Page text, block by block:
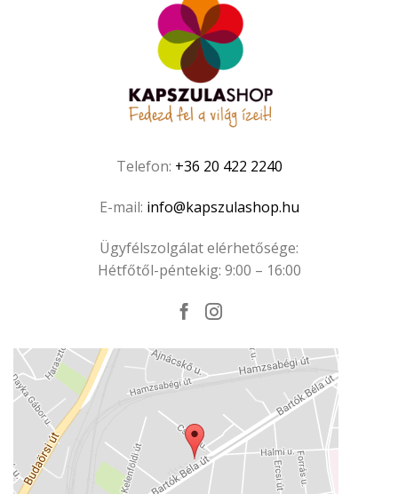
Telefon: +36 20 422 2240
E-mail: info@kapszulashop.hu
Ügyfélszolgálat elérhetősége:
Hétfőtől-péntekig: 9:00 – 16:00